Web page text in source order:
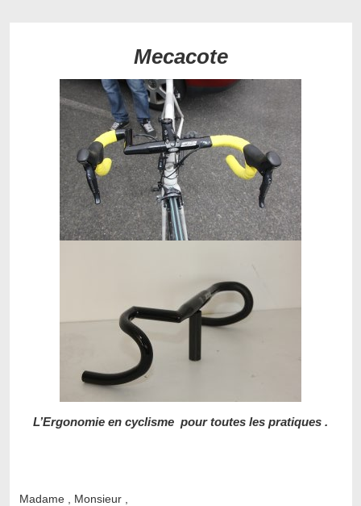
Mecacote
L’Ergonomie en cyclisme pour toutes les pratiques .
Madame , Monsieur ,